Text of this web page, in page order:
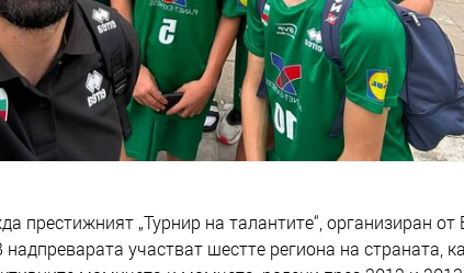
престижният „Турнир на талантите“, организиран от
участват шестте региона на страната,